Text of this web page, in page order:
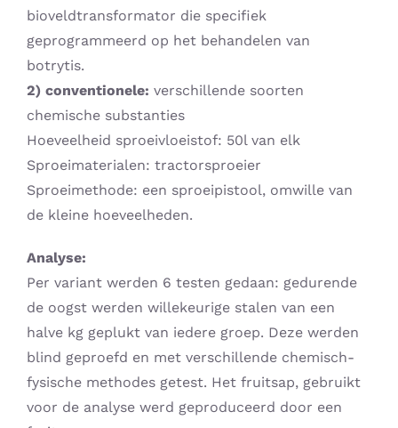
bioveldtransformator die specifiek
geprogrammeerd op het behandelen van
botrytis.
2) conventionele: verschillende soorten
chemische substanties
Hoeveelheid sproeivloeistof: 50l van elk
Sproeimaterialen: tractorsproeier
Sproeimethode: een sproeipistool, omwille van
de kleine hoeveelheden.
Analyse:
Per variant werden 6 testen gedaan: gedurende
de oogst werden willekeurige stalen van een
halve kg geplukt van iedere groep. Deze werden
blind geproefd en met verschillende chemisch-
fysische methodes getest. Het fruitsap, gebruikt
voor de analyse werd geproduceerd door een